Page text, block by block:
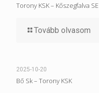
Torony KSK – Kőszegfalva SE
Tovább olvasom
2025-10-20
Bő Sk – Torony KSK